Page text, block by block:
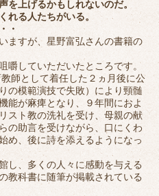
を上げるかもしれないのだ。
れる人たちがいる。
・
ますが、星野富弘さんの書籍の
嚼していただいたところです。
師として着任した２ヵ月後に公
の模範演技で失敗）により頸髄
能が麻痺となり、９年間におよ
スト教の洗礼を受け、母親の献
の助言を受けながら、口にくわ
め、後に詩を添えるようになっ
し、多くの人々に感動を与える
教科書に随筆が掲載されている